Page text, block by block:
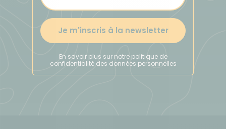
voyage, il est d'usage de donner un pourboire à
votre guide et à l'équipe locale. Il doit être adapté
au niveau de vie du pays et de la durée de votre
à la prestation reçue.
Je m'inscris à la newsletter
En savoir plus sur notre politique de
confidentialité des données personnelles